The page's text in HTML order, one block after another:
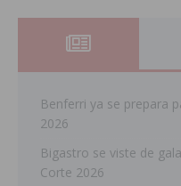
Benferri ya se prepara
2026
Bigastro se viste de
Corte 2026